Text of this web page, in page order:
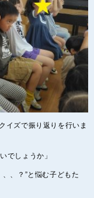
イズで振り返りを行いま
でしょうか」
、？”と悩む子どもた